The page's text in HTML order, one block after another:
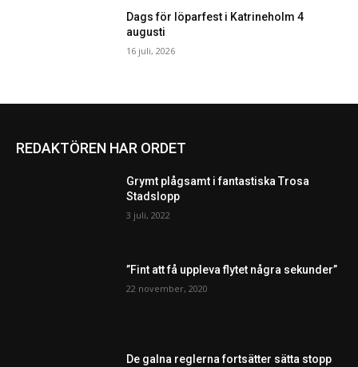
Dags för löparfest i Katrineholm 4
augusti
16 juli, 2026
REDAKTÖREN HAR ORDET
Grymt plågsamt i fantastiska Trosa
Stadslopp
3 juli, 2022
”Fint att få uppleva flytet några sekunder”
22 november, 2020
De galna reglerna fortsätter sätta stopp